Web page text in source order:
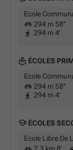
Ecole
294 m 58''
294 m 4'
ÉCOLES
Ecole
294 m 58''
294 m 4'
ÉCOLES
Ecole Libre De